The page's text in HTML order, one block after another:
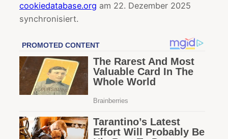
cookiedatabase.org am 22. Dezember 2025
synchronisiert.